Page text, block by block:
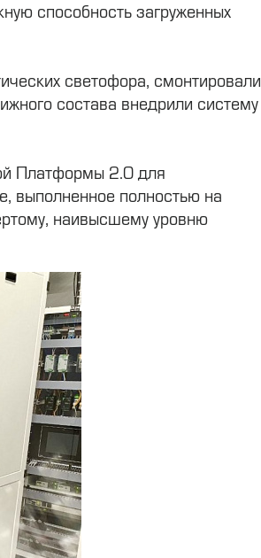
способность загруженных
светофора, смонтировали
состава внедрили систему
Платформы 2.0 для
выполненное полностью на
наивысшему уровню